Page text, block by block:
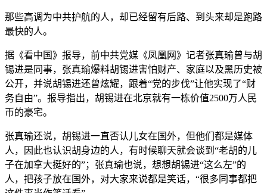
那些高调为中共护航的人，却已经留有后路、到头来却是跑路
最快的人。
据《看中国》报导，前中共党媒《凤凰网》记者张真瑜曾与胡
锡进是同事，张真瑜爆料胡锡进害怕财产、家庭以及黑历史被
公开，并说胡锡进还曾炫耀，跟着“党的步伐”让他实现了“财
务自由”。报导指出，胡锡进在北京就有一栋价值2500万人民
币的豪宅。
张真瑜还说，胡锡进一直否认儿女在国外，但他们都是媒体
人，因此也认识胡身边的人，有时候聊天就会谈到“老胡的儿
子在加拿大挺好的”；张真瑜也说，想想胡锡进“这么左”的
人，把孩子放在国外，对大家来说都是笑话，“很多同事都把